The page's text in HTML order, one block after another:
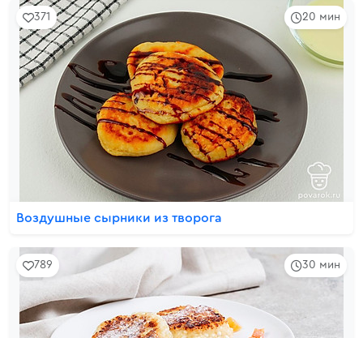
20 мин
371
Воздушные сырники из творога
30 мин
789